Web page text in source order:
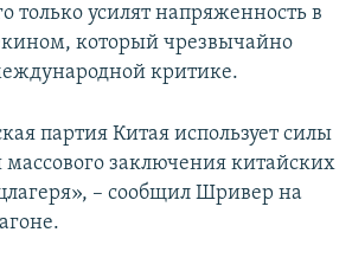
только усилят напряженность в
который чрезвычайно
критике.
партия Китая использует силы
массового заключения китайских
– сообщил Шривер на